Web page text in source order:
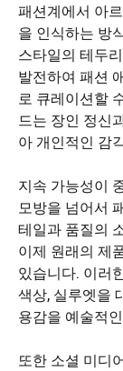
패션계에서 아
을 인식하는 방
스타일의 테두
발전하여 패션
로 큐레이션할
드는 장인 정신
아 개인적인 감
지속 가능성이
모방을 넘어서
테일과 품질의
이제 원래의 제
있습니다. 이러
색상, 실루엣을
용감을 예술적
또한 소셜 미디